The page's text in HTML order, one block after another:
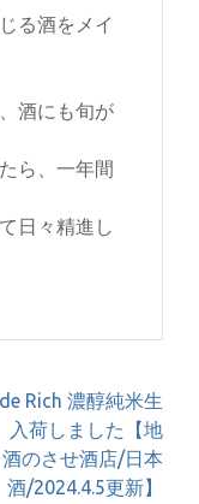
る酒をメイ
酒にも旬が
ら、一年間
日々精進し
Rich 濃醇純米生
入荷しました【地
酒のさせ酒店/日本
酒/2024.4.5更新】